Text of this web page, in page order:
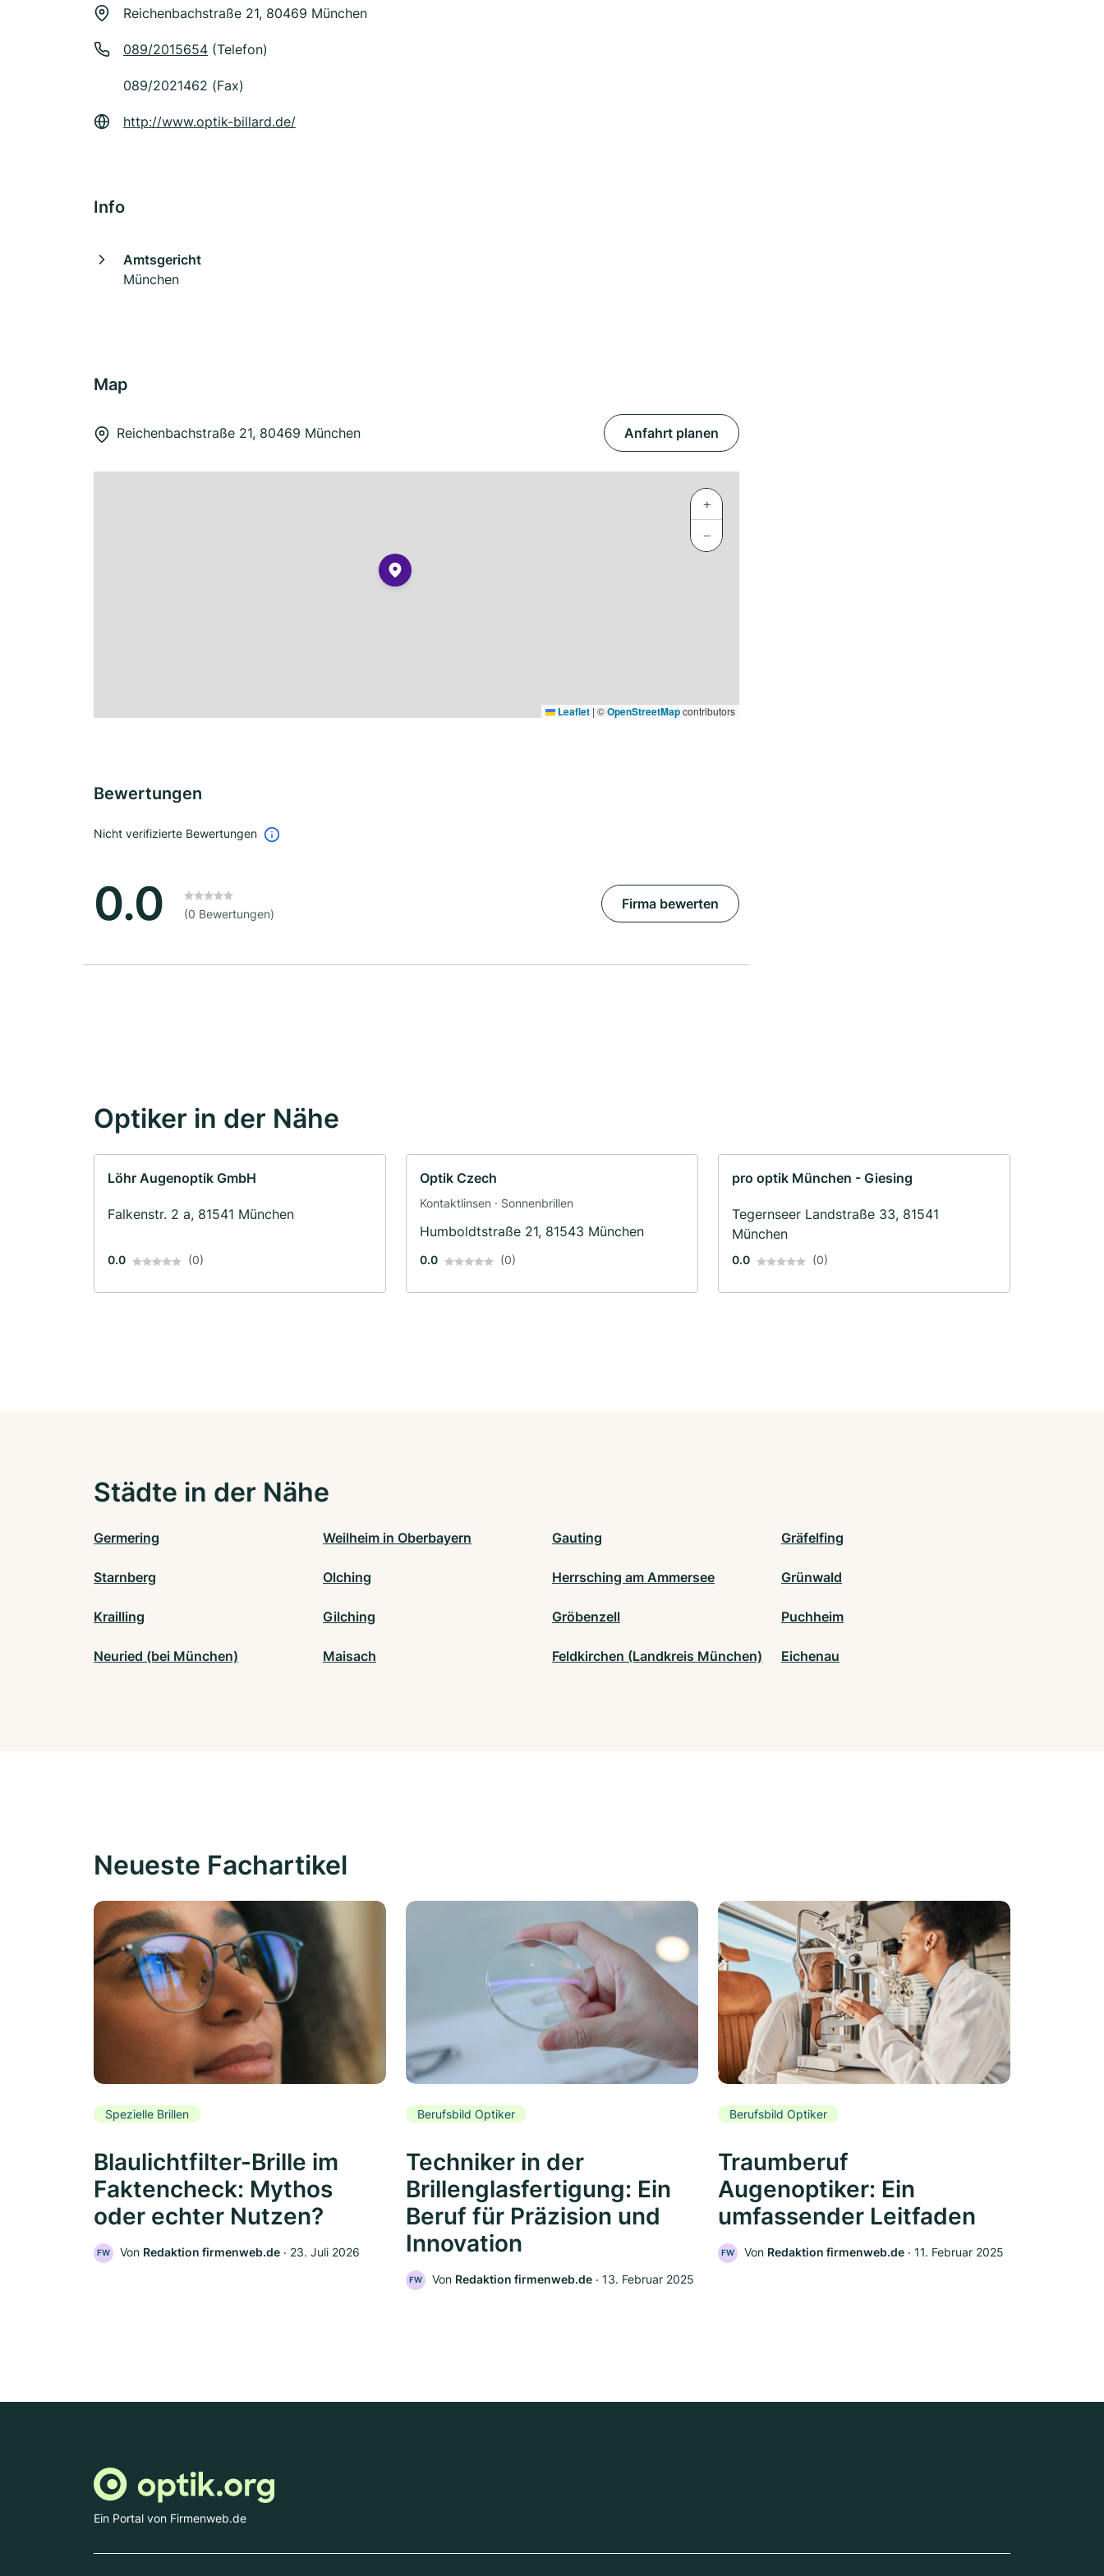
Reichenbachstraße 21, 80469 München
089/2015654 (Telefon)
089/2021462 (Fax)
http://www.optik-billard.de/
Info
Amtsgericht
München
Map
Reichenbachstraße 21, 80469 München Anfahrt planen
+
−
Leaflet | ©OpenStreetMapcontributors
Bewertungen
Nicht verifizierte Bewertungen
0.0 (0 Bewertungen)
Firma bewerten
Optiker in der Nähe
Löhr Augenoptik GmbH
Falkenstr. 2 a, 81541 München
0.0 (0)
Optik Czech
Kontaktlinsen · Sonnenbrillen
Humboldtstraße 21, 81543 München
0.0 (0)
pro optik München - Giesing
Tegernseer Landstraße 33, 81541
München
0.0 (0)
Städte in der Nähe
Germering Weilheim in Oberbayern Gauting Gräfelfing
Starnberg Olching Herrsching am Ammersee Grünwald
Krailling Gilching Gröbenzell Puchheim
Neuried (bei München) Maisach Feldkirchen (Landkreis München) Eichenau
Neueste Fachartikel
Spezielle Brillen
Blaulichtfilter-Brille im
Faktencheck: Mythos
oder echter Nutzen?
FW Von Redaktion firmenweb.de ‧ 23. Juli 2026
Berufsbild Optiker
Techniker in der
Brillenglasfertigung: Ein
Beruf für Präzision und
Innovation
FW Von Redaktion firmenweb.de ‧ 13. Februar 2025
Berufsbild Optiker
Traumberuf
Augenoptiker: Ein
umfassender Leitfaden
FW Von Redaktion firmenweb.de ‧ 11. Februar 2025
Ein Portal von Firmenweb.de